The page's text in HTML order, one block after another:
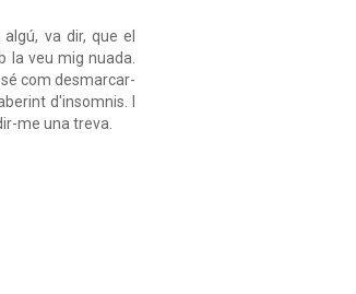
va dir, que el
la veu mig nuada.
com desmarcar-
d'insomnis. I
me una treva.